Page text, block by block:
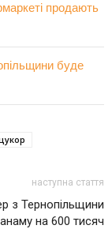
продають
буде
наступна стаття
з Тернопільщини
на 600 тисяч